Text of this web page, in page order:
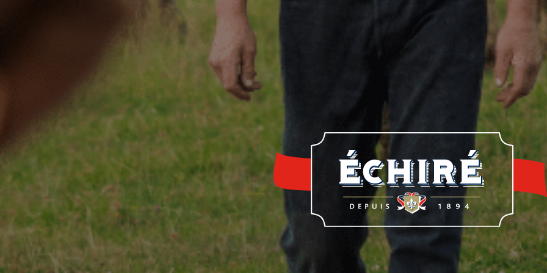
ACCUEIL
130 ANS
ÉCHIRÉ
Notre histoire Notre savoir-faire Nos éleveurs
NOS PRODUITS
D’EXCELLENCE
Beurrerie Échiré Laits
LE BEURRE